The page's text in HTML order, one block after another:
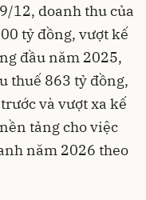
12, doanh thu của
tỷ đồng, vượt kế
đầu năm 2025,
thuế 863 tỷ đồng,
và vượt xa kế
tảng cho việc
năm 2026 theo